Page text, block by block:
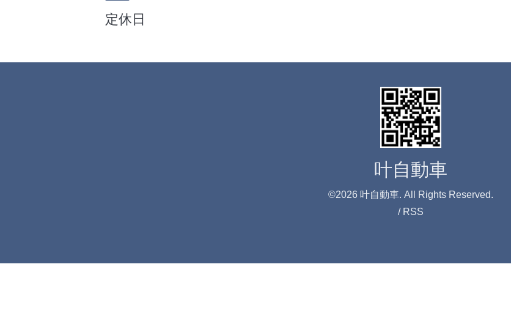
定休日
叶自動車
©2026 叶自動車. All Rights Reserved.
/ RSS